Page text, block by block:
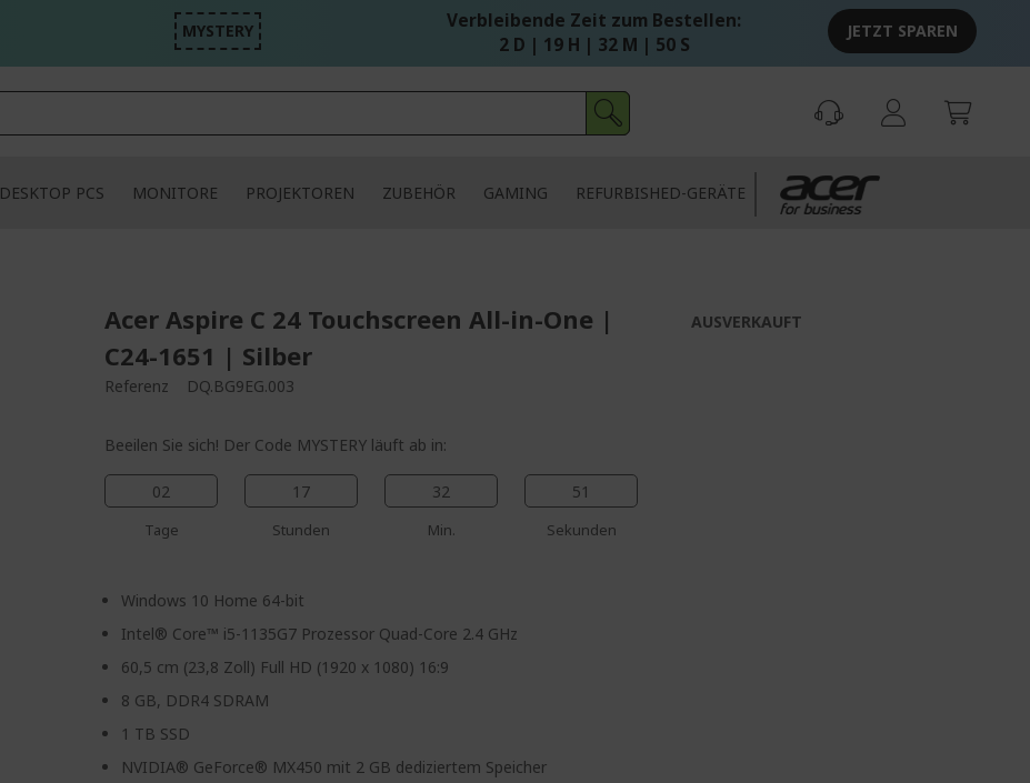
MYSTERY
Verbleibende Zeit zum Bestellen:
2 D | 19 H | 32 M | 49 S
JETZT SPAREN
DESKTOP PCS MONITORE PROJEKTOREN ZUBEHÖR GAMING REFURBISHED-GERÄTE
Acer Aspire C 24 Touchscreen All-in-One |
C24-1651 | Silber
Referenz DQ.BG9EG.003
Beeilen Sie sich! Der Code MYSTERY läuft ab in:
02
Tage
17
Stunden
32
Min.
49
Sekunden
Windows 10 Home 64-bit
Intel® Core™ i5-1135G7 Prozessor Quad-Core 2.4 GHz
60,5 cm (23,8 Zoll) Full HD (1920 x 1080) 16:9
8 GB, DDR4 SDRAM
1 TB SSD
NVIDIA® GeForce® MX450 mit 2 GB dediziertem Speicher
AUSVERKAUFT